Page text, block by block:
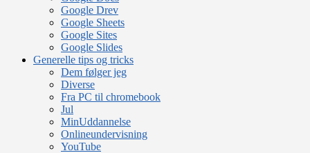
Google Drev
Google Sheets
Google Sites
Google Slides
Generelle tips og tricks
Dem følger jeg
Diverse
Fra PC til chromebook
Jul
MinUddannelse
Onlineundervisning
YouTube